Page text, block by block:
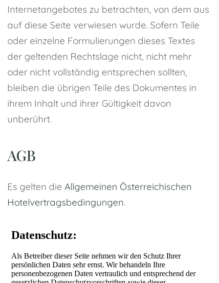
Internetangebotes zu betrachten, von dem aus
auf diese Seite verwiesen wurde. Sofern Teile
oder einzelne Formulierungen dieses Textes
der geltenden Rechtslage nicht, nicht mehr
oder nicht vollständig entsprechen sollten,
bleiben die übrigen Teile des Dokumentes in
ihrem Inhalt und ihrer Gültigkeit davon
unberührt.
AGB
Es gelten die Allgemeinen Österreichischen
Hotelvertragsbedingungen.